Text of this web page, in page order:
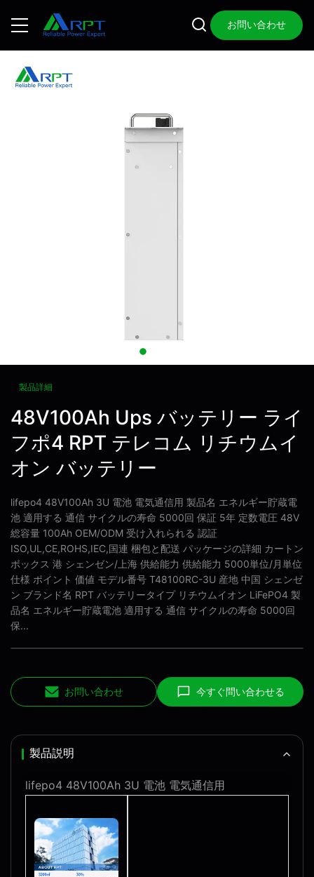
お問い合わせ
製品詳細
48V100Ah Ups バッテリー ライ
フポ4 RPT テレコム リチウムイ
オン バッテリー
lifepo4 48V100Ah 3U 電池 電気通信用 製品名 エネルギー貯蔵電
池 適用する 通信 サイクルの寿命 5000回 保証 5年 定数電圧 48V
総容量 100Ah OEM/ODM 受け入れられる 認証
ISO,UL,CE,ROHS,IEC,国連 梱包と配送 パッケージの詳細 カートン
ボックス 港 シェンゼン/上海 供給能力 供給能力 5000単位/月単位
仕様 ポイント 価値 モデル番号 T48100RC-3U 産地 中国 シェンゼ
ン ブランド名 RPT バッテリータイプ リチウムイオン LiFePO4 製
品名 エネルギー貯蔵電池 適用する 通信 サイクルの寿命 5000回
保...
お問い合わせ 今すぐ問い合わせる
製品説明
lifepo4 48V100Ah 3U 電池 電気通信用